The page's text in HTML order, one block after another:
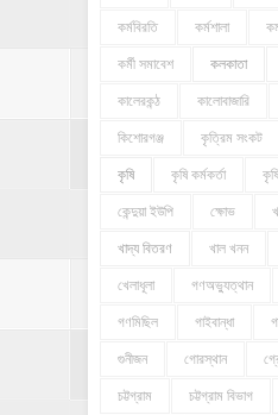
কর্মবিরতি কর্মশালা
কর্মী সমাবেশ কলকাতা
কালেরকন্ঠ কালোবাজারি
কিশোরগঞ্জ কৃত্রিম সংকট
কৃষি কৃষি কর্মকর্তা
কেন্দুয়া ইউপি ক্ষোভ
খাদ্য বিতরণ খাল খনন
খেলাধূলা গণঅভ্যুত্থান
গণমিছিল গাইবান্ধা
গুনীজন গোরস্থান
চট্টগ্রাম চট্টগ্রাম বিভাগ